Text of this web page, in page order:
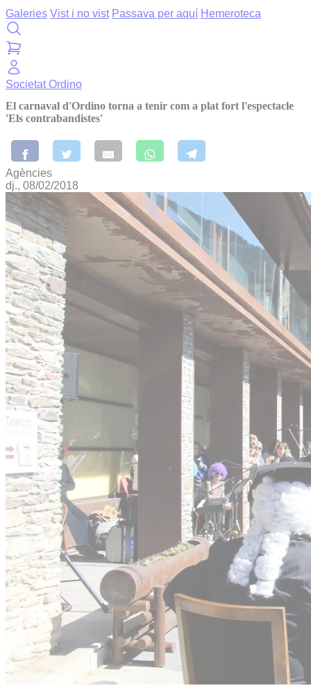
Galeries Vist i no vist Passava per aquí Hemeroteca
SocietatOrdino
El carnaval d'Ordino torna a tenir com a plat fort l'espectacle
'Els contrabandistes'
Agències
dj., 08/02/2018